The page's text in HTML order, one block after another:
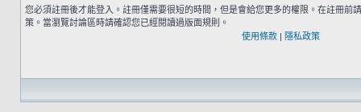
您必須註冊後才能登入。註冊僅需要很短的時間，但是會給您更多的權限。在註冊前
策。當瀏覽討論區時請確認您已經閱讀過版面規則。
使用條款 | 隱私政策